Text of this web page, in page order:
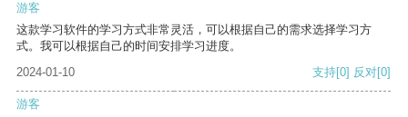
游客
这款学习软件的学习方式非常灵活，可以根据自己的需求选择学习方
式。我可以根据自己的时间安排学习进度。
2024-01-10
支持[0] 反对[0]
游客